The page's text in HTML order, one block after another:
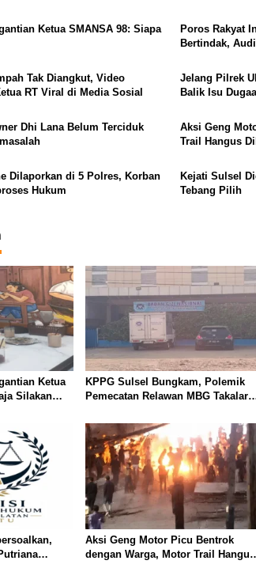
Ketua SMANSA 98: Siapa
Poros Rakyat
Bertindak,
Tak Diangkut, Video
RT Viral di Media Sosial
Jelang Pilrek
Balik Isu
Dhi Lana Belum Terciduk
Aksi Geng
Trail Hangus
Dilaporkan di 5 Polres, Korban
Hukum
Kejati Sulsel
Tebang Pilih
Ketua
Silakan
KPPG Sulsel Bungkam, Polemik
Pemecatan Relawan MBG Takalar
Aksi Geng Motor Picu Bentrok
dengan Warga, Motor Trail Hangus